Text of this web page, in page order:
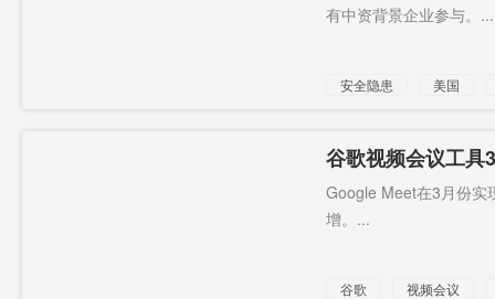
有中资背景企业参与。...
安全隐患
美国
谷歌视频会议工具
时间20亿分钟
Google Meet在3月份实
增。...
谷歌 视频会议